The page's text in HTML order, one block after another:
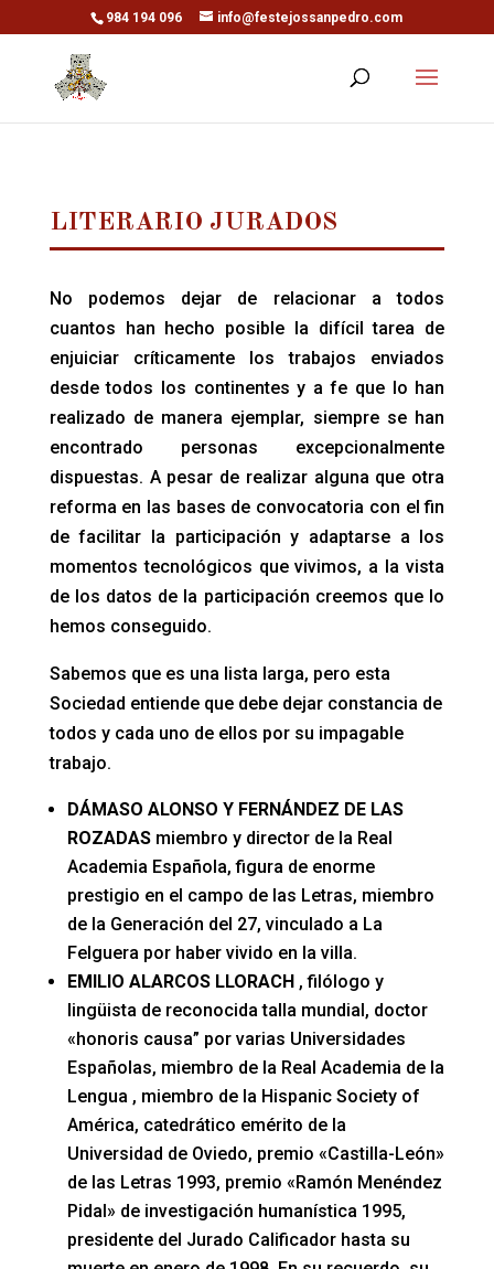
984 194 096 info@festejossanpedro.com
LITERARIO JURADOS
No podemos dejar de relacionar a todos
cuantos han hecho posible la difícil tarea de
enjuiciar críticamente los trabajos enviados
desde todos los continentes y a fe que lo han
realizado de manera ejemplar, siempre se han
encontrado personas excepcionalmente
dispuestas. A pesar de realizar alguna que otra
reforma en las bases de convocatoria con el fin
de facilitar la participación y adaptarse a los
momentos tecnológicos que vivimos, a la vista
de los datos de la participación creemos que lo
hemos conseguido.
Sabemos que es una lista larga, pero esta
Sociedad entiende que debe dejar constancia de
todos y cada uno de ellos por su impagable
trabajo.
DÁMASO ALONSO Y FERNÁNDEZ DE LAS
ROZADASmiembro y director de la Real
Academia Española, figura de enorme
prestigio en el campo de las Letras, miembro
de la Generación del 27, vinculado a La
Felguera por haber vivido en la villa.
EMILIO ALARCOS LLORACH , filólogo y
lingüista de reconocida talla mundial, doctor
«honoris causa” por varias Universidades
Españolas, miembro de la Real Academia de la
Lengua , miembro de la Hispanic Society of
América, catedrático emérito de la
Universidad de Oviedo, premio «Castilla-León»
de las Letras 1993, premio «Ramón Menéndez
Pidal» de investigación humanística 1995,
presidente del Jurado Calificador hasta su